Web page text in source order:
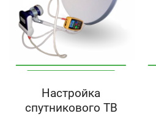
Настройка
спутникового ТВ